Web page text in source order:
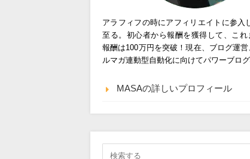
アラフィフの時にアフィリエイトに参入
至る。初心者から報酬を獲得して、これ
報酬は100万円を突破！現在、ブログ運営
ルマガ連動型自動化に向けてパワーブログ
MASAの詳しいプロフィール